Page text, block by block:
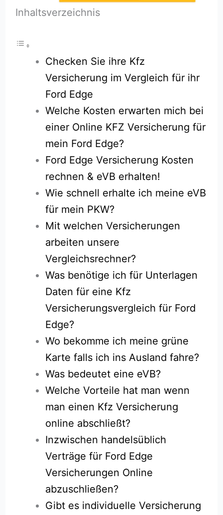
Inhaltsverzeichnis
Checken Sie ihre Kfz
Versicherung im Vergleich für ihr
Ford Edge
Welche Kosten erwarten mich bei
einer Online KFZ Versicherung für
mein Ford Edge?
Ford Edge Versicherung Kosten
rechnen & eVB erhalten!
Wie schnell erhalte ich meine eVB
für mein PKW?
Mit welchen Versicherungen
arbeiten unsere
Vergleichsrechner?
Was benötige ich für Unterlagen
Daten für eine Kfz
Versicherungsvergleich für Ford
Edge?
Wo bekomme ich meine grüne
Karte falls ich ins Ausland fahre?
Was bedeutet eine eVB?
Welche Vorteile hat man wenn
man einen Kfz Versicherung
online abschließt?
Inzwischen handelsüblich
Verträge für Ford Edge
Versicherungen Online
abzuschließen?
Gibt es individuelle Versicherung